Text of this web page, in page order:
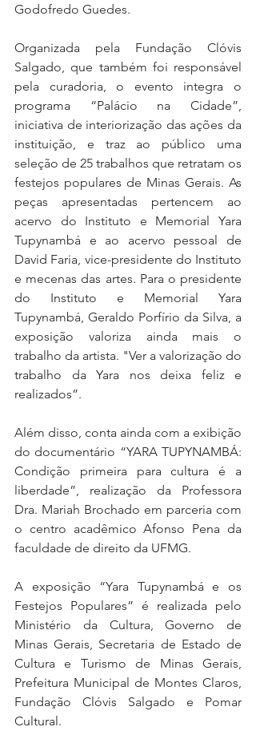
Godofredo Guedes.
Organizada pela Fundação Clóvis
Salgado, que também foi responsável
pela curadoria, o evento integra o
programa “Palácio na Cidade”,
iniciativa de interiorização das ações da
instituição, e traz ao público uma
seleção de 25 trabalhos que retratam os
festejos populares de Minas Gerais. As
peças apresentadas pertencem ao
acervo do Instituto e Memorial Yara
Tupynambá e ao acervo pessoal de
David Faria, vice-presidente do Instituto
e mecenas das artes. Para o presidente
do Instituto e Memorial Yara
Tupynambá, Geraldo Porfírio da Silva, a
exposição valoriza ainda mais o
trabalho da artista. "Ver a valorização do
trabalho da Yara nos deixa feliz e
realizados”.
Além disso, conta ainda com a exibição
do documentário “YARA TUPYNAMBÁ:
Condição primeira para cultura é a
liberdade”, realização da Professora
Dra. Mariah Brochado em parceria com
o centro acadêmico Afonso Pena da
faculdade de direito da UFMG.
A exposição “Yara Tupynambá e os
Festejos Populares” é realizada pelo
Ministério da Cultura, Governo de
Minas Gerais, Secretaria de Estado de
Cultura e Turismo de Minas Gerais,
Prefeitura Municipal de Montes Claros,
Fundação Clóvis Salgado e Pomar
Cultural.